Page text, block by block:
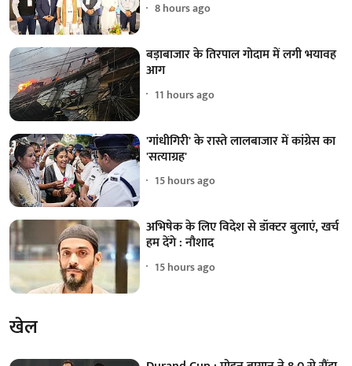
8 hours ago
बड़ाबाजार के तिरपाल गोदाम में लगी भयावह
आग
11 hours ago
'गांधीगिरी' के रास्ते लालबाजार में कांग्रेस का
'सत्याग्रह'
15 hours ago
अभिषेक के लिए विदेश से डॉक्टर बुलाएं, खर्च
हम देंगे : नौशाद
15 hours ago
खेल